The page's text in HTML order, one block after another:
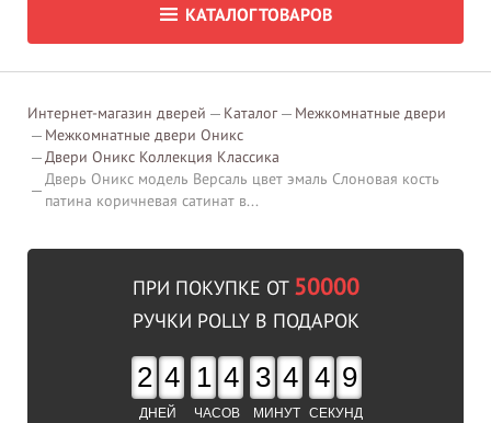
КАТАЛОГ ТОВАРОВ
Интернет-магазин дверей Каталог
Межкомнатные двери
Межкомнатные двери Оникс
Двери Оникс Коллекция Классика
Дверь Оникс модель Версаль цвет эмаль Слоновая кость
патина коричневая сатинат в...
ПРИ ПОКУПКЕ ОТ 50000
РУЧКИ POLLY В ПОДАРОК
2 4
ДНЕЙ
1 4
ЧАСОВ
3 4
МИНУТ
4 8
СЕКУНД